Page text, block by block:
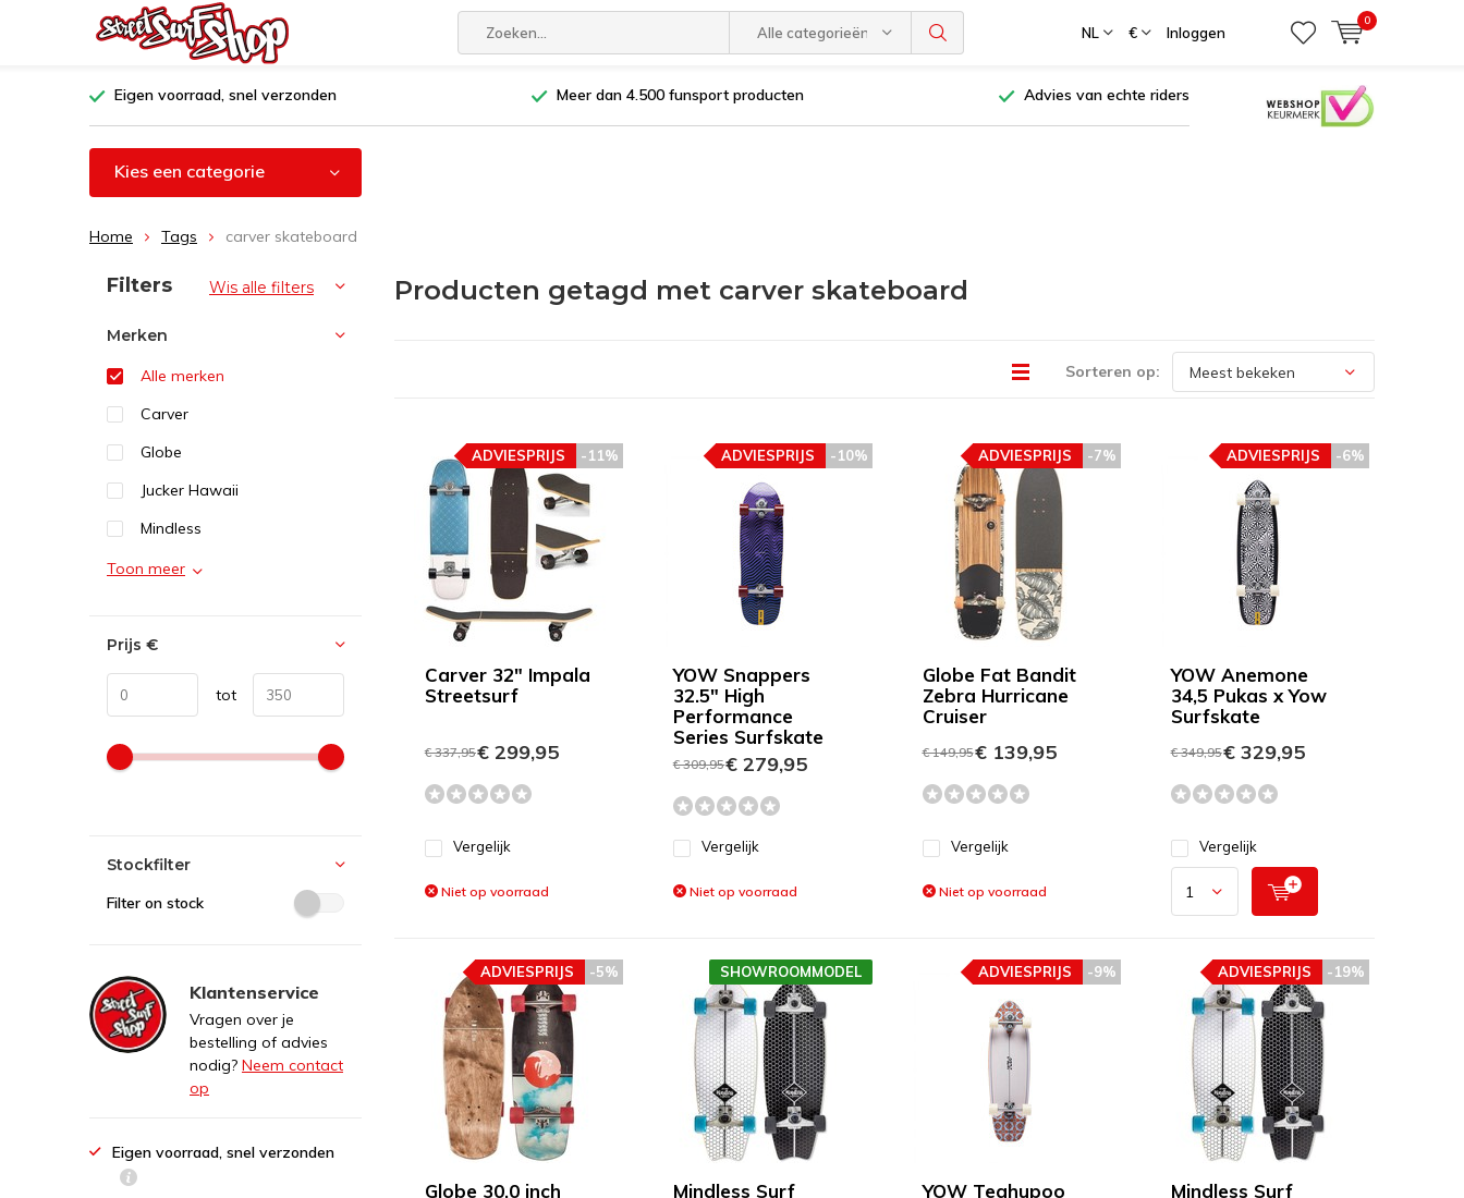
Alle categorieën NL € Inloggen
0
Eigen voorraad, snel verzonden Meer dan 4.500 funsport producten Advies van echte riders
Kies een categorie
Home Tags carver skateboard
Producten getagd met carver skateboard
Sorteren op:
Carver 32" Impala
Streetsurf
-11%
ADVIESPRIJS
€ 337,95€ 299,95
Vergelijk
Niet op voorraad
YOW Snappers
32.5" High
Performance
Series Surfskate
-10%
ADVIESPRIJS
€ 309,95€ 279,95
Vergelijk
Niet op voorraad
Globe Fat Bandit
Zebra Hurricane
Cruiser
-7%
ADVIESPRIJS
€ 149,95€ 139,95
Vergelijk
Niet op voorraad
YOW Anemone
34,5 Pukas x Yow
Surfskate
-6%
ADVIESPRIJS
€ 349,95€ 329,95
Vergelijk
Globe 30.0 inch
-5%
ADVIESPRIJS
Mindless Surf
SHOWROOMMODEL
YOW Teahupoo
-9%
ADVIESPRIJS
Mindless Surf
-19%
ADVIESPRIJS
Sorteren op:
Filters Wis alle filters
Merken
Alle merken
Carver
Globe
Jucker Hawaii
Mindless
Toon meer
Prijs €
tot
Stockfilter
Filter on stock
Klantenservice
Vragen over je
bestelling of advies
nodig? Neem contact
op
Eigen voorraad, snel verzonden